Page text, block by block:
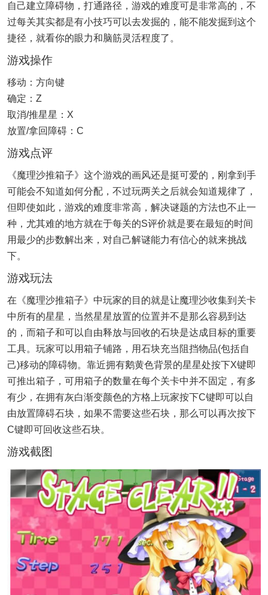
自己建立障碍物，打通路径，游戏的难度可是非常高的，不
过每关其实都是有小技巧可以去发掘的，能不能发掘到这个
捷径，就看你的眼力和脑筋灵活程度了。
游戏操作
移动：方向键
确定：Z
取消/推星星：X
放置/拿回障碍：C
游戏点评
《魔理沙推箱子》这个游戏的画风还是挺可爱的，刚拿到手
可能会不知道如何分配，不过玩两关之后就会知道规律了，
但即使如此，游戏的难度非常高，解决谜题的方法也不止一
种，尤其难的地方就在于每关的S评价就是要在最短的时间
用最少的步数解出来，对自己解谜能力有信心的就来挑战
下。
游戏玩法
在《魔理沙推箱子》中玩家的目的就是让魔理沙收集到关卡
中所有的星星，当然星星放置的位置并不是那么容易到达
的，而箱子和可以自由释放与回收的石块是达成目标的重要
工具。玩家可以用箱子铺路，用石块充当阻挡物品(包括自
己)移动的障碍物。靠近拥有鹅黄色背景的星星处按下X键即
可推出箱子，可用箱子的数量在每个关卡中并不固定，有多
有少，在拥有灰白渐变颜色的方格上玩家按下C键即可以自
由放置障碍石块，如果不需要这些石块，那么可以再次按下
C键即可回收这些石块。
游戏截图